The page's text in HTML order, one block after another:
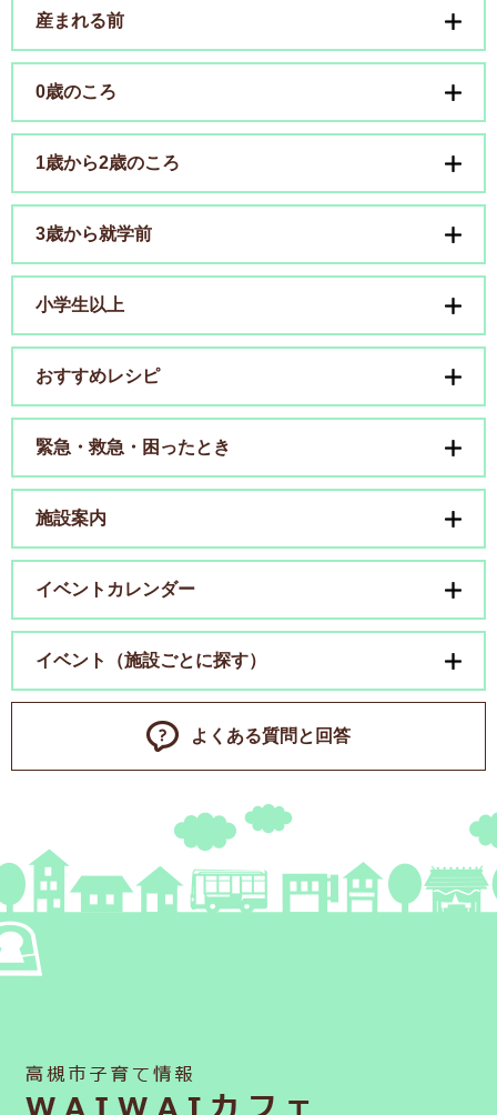
産まれる前
0歳のころ
1歳から2歳のころ
3歳から就学前
小学生以上
おすすめレシピ
緊急・救急・困ったとき
施設案内
イベントカレンダー
イベント（施設ごとに探す）
よくある質問と回答